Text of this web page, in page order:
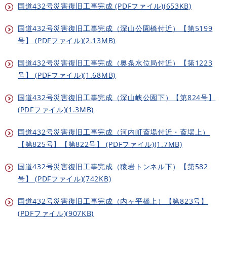
国道432号災害復旧工事完成 (PDFファイル)(653KB)
国道432号災害復旧工事完成（深山公園橋付近）【第5199
号】 (PDFファイル)(2.13MB)
国道432号災害復旧工事完成（奥条水位局付近）【第1223
号】 (PDFファイル)(1.68MB)
国道432号災害復旧工事完成（深山峡公園下）【第824号】
(PDFファイル)(1.3MB)
国道432号災害復旧工事完成（河内町斎場付近・斎場上）
【第825号】【第822号】 (PDFファイル)(1.7MB)
国道432号災害復旧工事完成（猿岩トンネル下）【第582
号】 (PDFファイル)(742KB)
国道432号災害復旧工事完成（内ヶ平橋上）【第823号】
(PDFファイル)(907KB)